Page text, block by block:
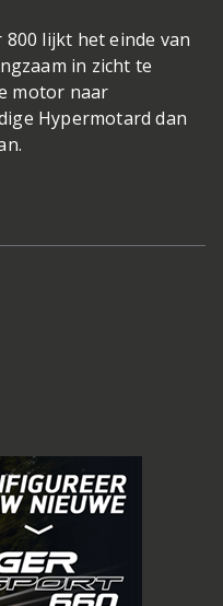
lijkt het einde van
in zicht te
motor naar
Hypermotard dan